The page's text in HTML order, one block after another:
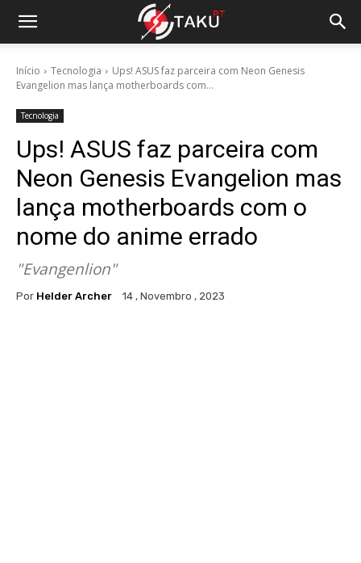
Início Tecnologia
Ups! ASUS faz parceira com Neon Genesis
Evangelion mas lança motherboards com...
Tecnologia
Ups! ASUS faz parceira com
Neon Genesis Evangelion mas
lança motherboards com o
nome do anime errado
"Evangenlion"
Por Helder Archer 14 , Novembro , 2023